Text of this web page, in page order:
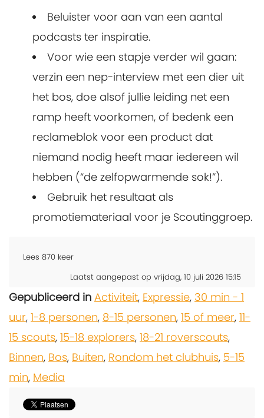
Beluister voor aan van een aantal
podcasts ter inspiratie.
Voor wie een stapje verder wil gaan:
verzin een nep-interview met een dier uit
het bos, doe alsof jullie leiding net een
ramp heeft voorkomen, of bedenk een
reclameblok voor een product dat
niemand nodig heeft maar iedereen wil
hebben (“de zelfopwarmende sok!”).
Gebruik het resultaat als
promotiemateriaal voor je Scoutinggroep.
Lees 870 keer
Laatst aangepast op vrijdag, 10 juli 2026 15:15
Gepubliceerd in Activiteit, Expressie, 30 min - 1
uur, 1-8 personen, 8-15 personen, 15 of meer, 11-
15 scouts, 15-18 explorers, 18-21 roverscouts,
Binnen, Bos, Buiten, Rondom het clubhuis, 5-15
min, Media